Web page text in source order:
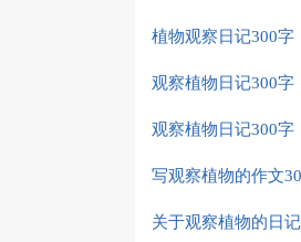
植物观察日记300字
观察植物日记300字
观察植物日记300字
写观察植物的作文
关于观察植物的日